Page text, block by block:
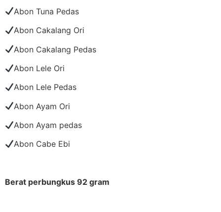
Abon Tuna Pedas
Abon Cakalang Ori
Abon Cakalang Pedas
Abon Lele Ori
Abon Lele Pedas
Abon Ayam Ori
Abon Ayam pedas
Abon Cabe Ebi
Berat perbungkus 92 gram